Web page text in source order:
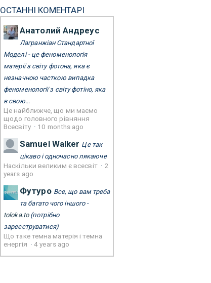
ОСТАННІ КОМЕНТАРІ
Анатолий Андреус
Лагранжіан Стандартної
Моделі - це феноменологія
матерії з світу фотона, яка є
незначною часткою випадка
феноменології з світу фотіно, яка
в свою...
Це найближче, що ми маємо
щодо головного рівняння
Всесвіту · 10 months ago
Samuel Walker Це так
цікаво і одночасно лякаюче
Наскільки великим є всесвіт · 2
years ago
Футуро Все, що вам треба
та багато чого іншого -
toloka.to(потрібно
зареєструватися)
Що таке темна матерія і темна
енергія ·4 years ago